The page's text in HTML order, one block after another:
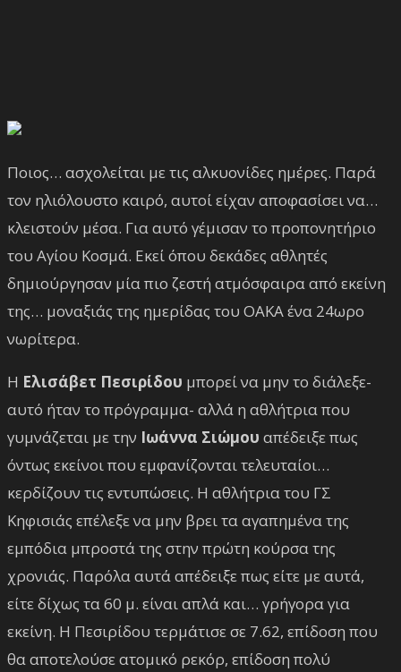
Ποιος… ασχολείται με τις αλκυονίδες ημέρες. Παρά
τον ηλιόλουστο καιρό, αυτοί είχαν αποφασίσει να…
κλειστούν μέσα. Για αυτό γέμισαν το προπονητήριο
του Αγίου Κοσμά. Εκεί όπου δεκάδες αθλητές
δημιούργησαν μία πιο ζεστή ατμόσφαιρα από εκείνη
της… μοναξιάς της ημερίδας του ΟΑΚΑ ένα 24ωρο
νωρίτερα.
Η Ελισάβετ Πεσιρίδου μπορεί να μην το διάλεξε-
αυτό ήταν το πρόγραμμα- αλλά η αθλήτρια που
γυμνάζεται με την Ιωάννα Σιώμου απέδειξε πως
όντως εκείνοι που εμφανίζονται τελευταίοι…
κερδίζουν τις εντυπώσεις. Η αθλήτρια του ΓΣ
Κηφισιάς επέλεξε να μην βρει τα αγαπημένα της
εμπόδια μπροστά της στην πρώτη κούρσα της
χρονιάς. Παρόλα αυτά απέδειξε πως είτε με αυτά,
είτε δίχως τα 60 μ. είναι απλά και… γρήγορα για
εκείνη. Η Πεσιρίδου τερμάτισε σε 7.62, επίδοση που
θα αποτελούσε ατομικό ρεκόρ, επίδοση πολύ